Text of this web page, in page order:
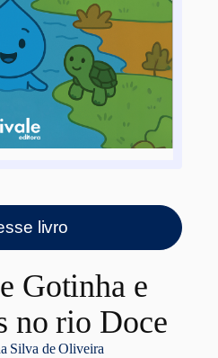
livro
Gotinha e
no rio Doce
Silva de Oliveira